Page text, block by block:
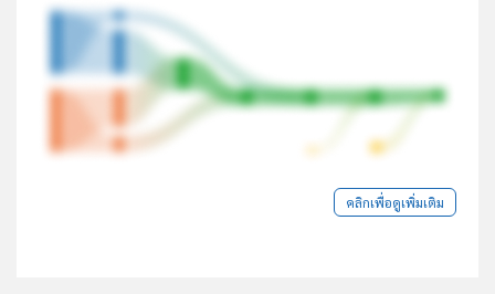
คลิกเพื่อดูเพิ่มเติม